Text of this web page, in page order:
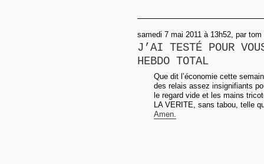
samedi 7 mai 2011 à 13h52, par tom
J’AI TESTÉ POUR
HEBDO TOTAL
Que dit l’économie cette
des relais assez insignifiants
le regard vide et les mains
LA VERITE, sans tabou, telle
Amen.